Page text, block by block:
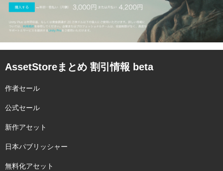
AssetStoreまとめ 割引情報 beta
作者セール
公式セール
新作アセット
日本パブリッシャー
無料化アセット